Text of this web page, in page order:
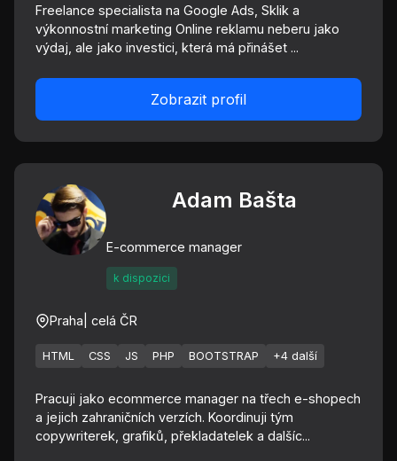
Freelance specialista na Google Ads, Sklik a
výkonnostní marketing Online reklamu neberu jako
výdaj, ale jako investici, která má přinášet ...
Zobrazit profil
Adam Bašta
E-commerce manager
k dispozici
Praha | celá ČR
HTML CSS JS PHP BOOTSTRAP +4 další
Pracuji jako ecommerce manager na třech e-shopech
a jejich zahraničních verzích. Koordinuji tým
copywriterek, grafiků, překladatelek a dalšíc...